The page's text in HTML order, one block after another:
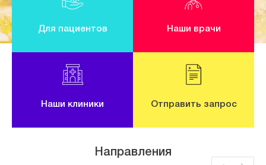
Для пациентов Наши врачи
Наши клиники Отправить запрос
Направления